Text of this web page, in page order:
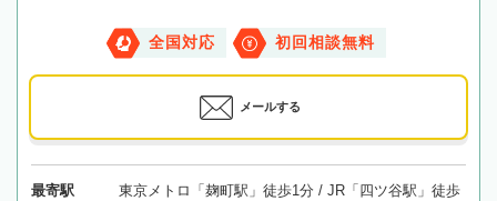
全国対応 初回相談無料
メールする
最寄駅
東京メトロ「麹町駅」徒歩1分 / JR「四ツ谷駅」徒歩